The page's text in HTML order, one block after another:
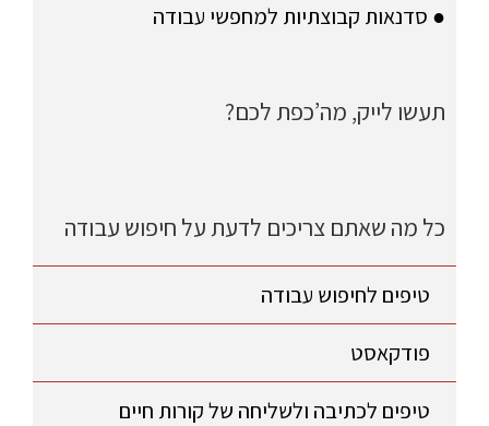
● סדנאות קבוצתיות למחפשי עבודה
תעשו לייק, מה’כפת לכם?
כל מה שאתם צריכים לדעת על חיפוש עבודה
טיפים לחיפוש עבודה
פודקאסט
טיפים לכתיבה ולשליחה של קורות חיים